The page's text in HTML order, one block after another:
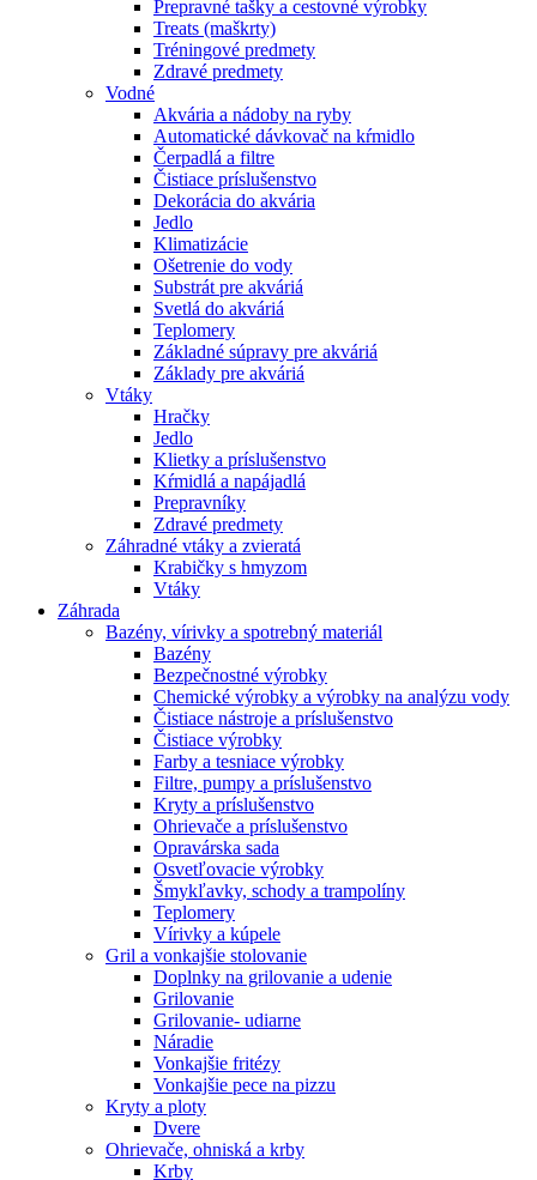
Prepravné tašky a cestovné výrobky
Treats (maškrty)
Tréningové predmety
Zdravé predmety
Vodné
Akvária a nádoby na ryby
Automatické dávkovač na kŕmidlo
Čerpadlá a filtre
Čistiace príslušenstvo
Dekorácia do akvária
Jedlo
Klimatizácie
Ošetrenie do vody
Substrát pre akváriá
Svetlá do akváriá
Teplomery
Základné súpravy pre akváriá
Základy pre akváriá
Vtáky
Hračky
Jedlo
Klietky a príslušenstvo
Kŕmidlá a napájadlá
Prepravníky
Zdravé predmety
Záhradné vtáky a zvieratá
Krabičky s hmyzom
Vtáky
Záhrada
Bazény, vírivky a spotrebný materiál
Bazény
Bezpečnostné výrobky
Chemické výrobky a výrobky na analýzu vody
Čistiace nástroje a príslušenstvo
Čistiace výrobky
Farby a tesniace výrobky
Filtre, pumpy a príslušenstvo
Kryty a príslušenstvo
Ohrievače a príslušenstvo
Opravárska sada
Osvetľovacie výrobky
Šmykľavky, schody a trampolíny
Teplomery
Vírivky a kúpele
Gril a vonkajšie stolovanie
Doplnky na grilovanie a udenie
Grilovanie
Grilovanie- udiarne
Náradie
Vonkajšie fritézy
Vonkajšie pece na pizzu
Kryty a ploty
Dvere
Ohrievače, ohniská a krby
Krby